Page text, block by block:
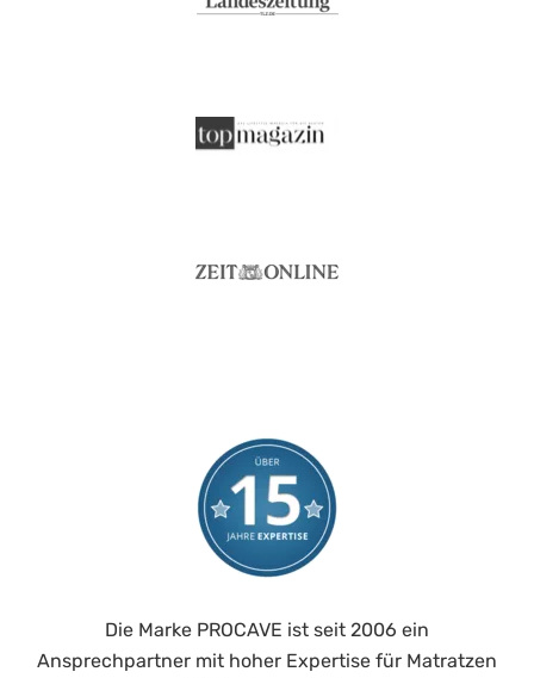
Die Marke PROCAVE ist seit 2006 ein
Ansprechpartner mit hoher Expertise für Matratzen